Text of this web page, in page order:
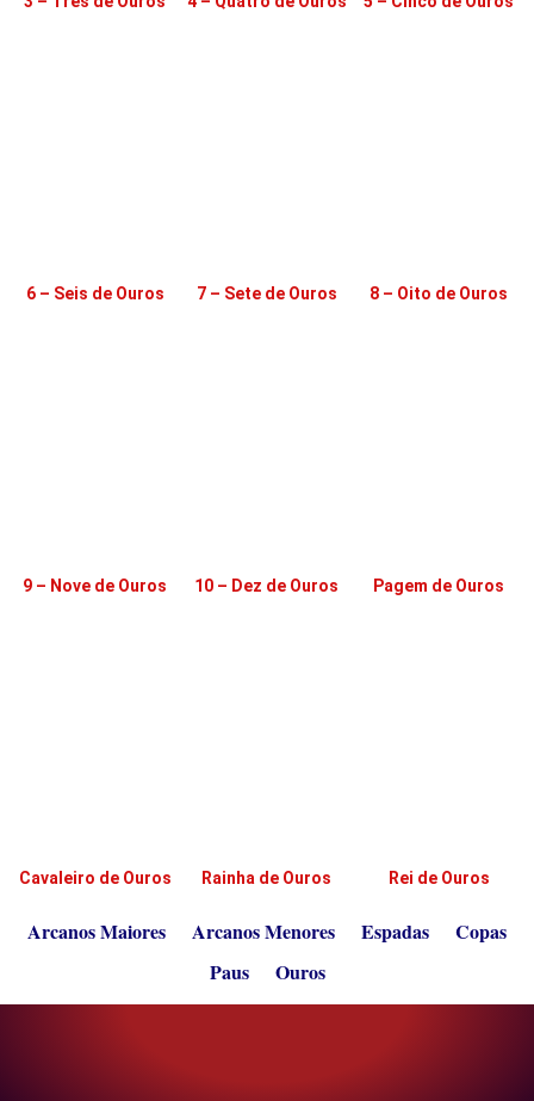
6 – Seis de Ouros 7 – Sete de Ouros 8 – Oito de Ouros
9 – Nove de Ouros 10 – Dez de Ouros Pagem de Ouros
Cavaleiro de Ouros Rainha de Ouros Rei de Ouros
Arcanos Maiores Arcanos Menores Espadas
Copas
Paus
Ouros